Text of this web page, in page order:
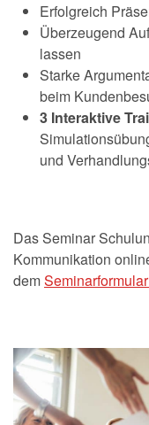
Erfolgreich
Überzeugend
lassen
Starke
beim
3 Interaktive
und
Das Seminar
Kommunikation
dem